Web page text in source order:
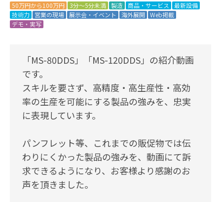
50万円から100万円 3分～5分未満 製造 商品・サービス
最新設備
技術力
営業の現場 展示会・イベント 海外展開
Web掲載
デモ・実写
「MS-80DDS」「MS-120DDS」の紹介動画
です。
スキルを要さず、高精度・高生産性・高効
率の生産を可能にする製品の強みを、忠実
に表現しています。
パンフレット等、これまでの販促物では伝
わりにくかった製品の強みを、動画にて訴
求できるようになり、お客様より感謝のお
声を頂きました。